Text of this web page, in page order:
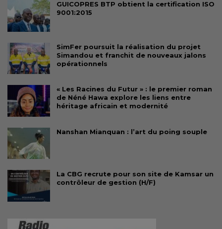
GUICOPRES BTP obtient la certification ISO
9001:2015
SimFer poursuit la réalisation du projet
Simandou et franchit de nouveaux jalons
opérationnels
« Les Racines du Futur » : le premier roman
de Néné Hawa explore les liens entre
héritage africain et modernité
Nanshan Mianquan : l’art du poing souple
La CBG recrute pour son site de Kamsar un
contrôleur de gestion (H/F)